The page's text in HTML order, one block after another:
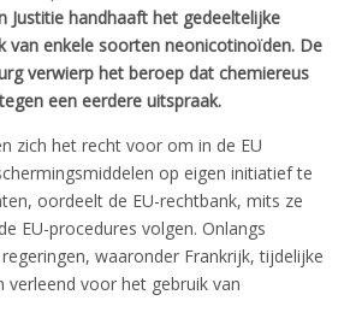
Justitie handhaaft het gedeeltelijke
van enkele soorten neonicotinoïden. De
verwierp het beroep dat chemiereus
een eerdere uitspraak.
zich het recht voor om in de EU
op eigen initiatief te
oordeelt de EU-rechtbank, mits ze
EU-procedures volgen. Onlangs
waaronder Frankrijk, tijdelijke
verleend voor het gebruik van